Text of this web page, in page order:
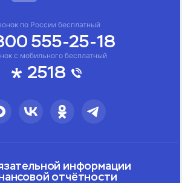
с мобильного бесплатный
2518
по России бесплатный
555-25-18
информации
отчётности